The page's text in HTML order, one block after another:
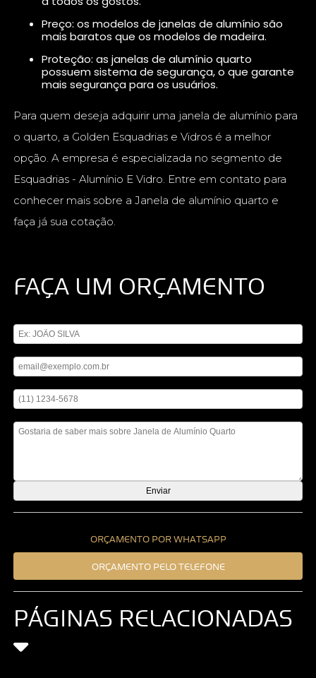
Preço: os modelos de janelas de alumínio são
mais baratos que os modelos de madeira.
Proteção: as janelas de alumínio quarto
possuem sistema de segurança, o que garante
mais segurança para os usuários.
Para quem deseja adquirir uma janela de alumínio para
o quarto, a Golden Esquadrias e Vidros é a melhor
opção. A empresa é especializada no segmento de
Esquadrias - Alumínio E Vidro. Entre em contato para
conhecer mais sobre a Janela de alumínio quarto e
faça já sua cotação.
FAÇA UM ORÇAMENTO
ORÇAMENTO POR WHATSAPP
ORÇAMENTO PELO TELEFONE
PÁGINAS RELACIONADAS